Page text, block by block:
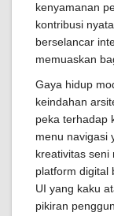
kenyamanan
kontribusi
berselancar
memuaskan
Gaya hidup
keindahan
peka terhadap
menu navigasi
kreativitas seni
platform digital
UI yang kaku
pikiran